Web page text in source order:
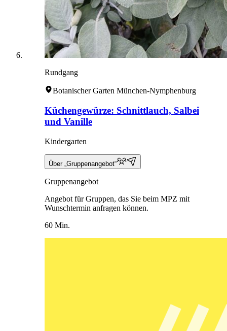
Rundgang
Botanischer Garten München-Nymphenburg
Küchengewürze: Schnittlauch, Salbei
und Vanille
Kindergarten
Über „Gruppenangebot“
Gruppenangebot
Angebot für Gruppen, das Sie beim MPZ mit
Wunschtermin anfragen können.
60 Min.